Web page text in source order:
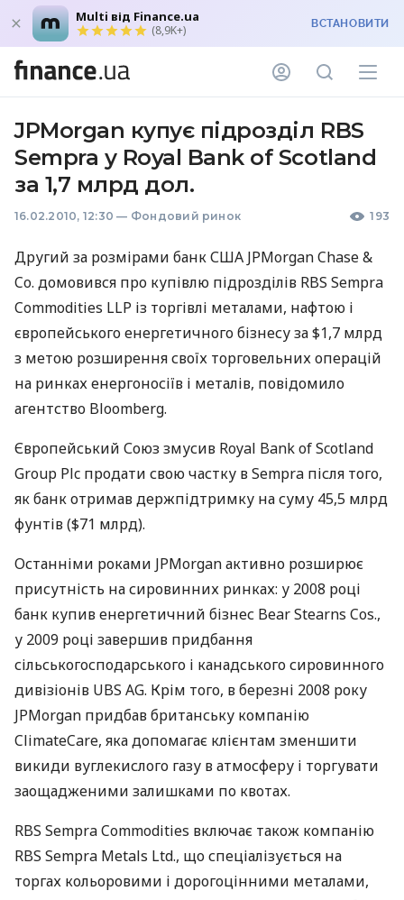
Multi від Finance.ua
(8,9K+) ВСТАНОВИТИ
JPMorgan купує підрозділ RBS
Sempra у Royal Bank of Scotland
за 1,7 млрд дол.
16.02.2010, 12:30 — Фондовий ринок 193
Другий за розмірами банк США JPMorgan Chase &
Co. домовився про купівлю підрозділів RBS Sempra
Commodities LLP із торгівлі металами, нафтою і
європейського енергетичного бізнесу за $1,7 млрд
з метою розширення своїх торговельних операцій
на ринках енергоносіїв і металів, повідомило
агентство Bloomberg.
Європейський Союз змусив Royal Bank of Scotland
Group Plc продати свою частку в Sempra після того,
як банк отримав держпідтримку на суму 45,5 млрд
фунтів ($71 млрд).
Останніми роками JPMorgan активно розширює
присутність на сировинних ринках: у 2008 році
банк купив енергетичний бізнес Bear Stearns Cos.,
у 2009 році завершив придбання
сільськогосподарського і канадського сировинного
дивізіонів UBS AG. Крім того, в березні 2008 року
JPMorgan придбав британську компанію
ClimateCare, яка допомагає клієнтам зменшити
викиди вуглекислого газу в атмосферу і торгувати
заощадженими залишками по квотах.
RBS Sempra Commodities включає також компанію
RBS Sempra Metals Ltd., що спеціалізується на
торгах кольоровими і дорогоцінними металами,